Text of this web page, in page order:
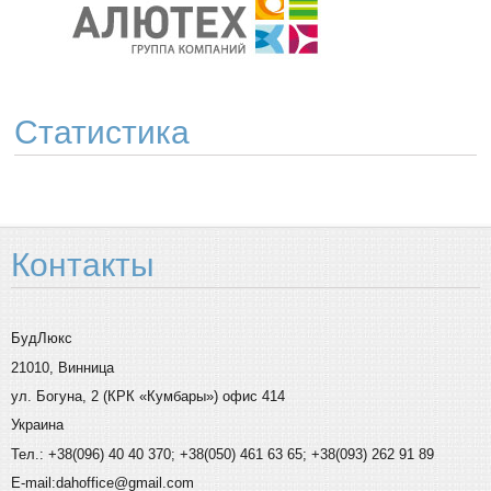
Статистика
Контакты
БудЛюкс
21010, Винница
ул. Богуна, 2 (КРК «Кумбары») офис 414
Украина
Тел.: +38(096) 40 40 370; +38(050) 461 63 65; +38(093) 262 91 89
E-mail:dahoffice@gmail.com